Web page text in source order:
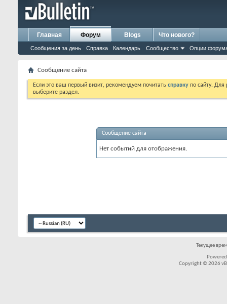
Главная Форум
Сообщения за день Справка Календарь Сообщество Опции
Blogs Что нового?
Сообщение сайта
Если это ваш первый визит, рекомендуем почитать справку по сайту.
выберите раздел.
Сообщение сайта
Нет событий для отображения.
Текущее
Copyright © 2026